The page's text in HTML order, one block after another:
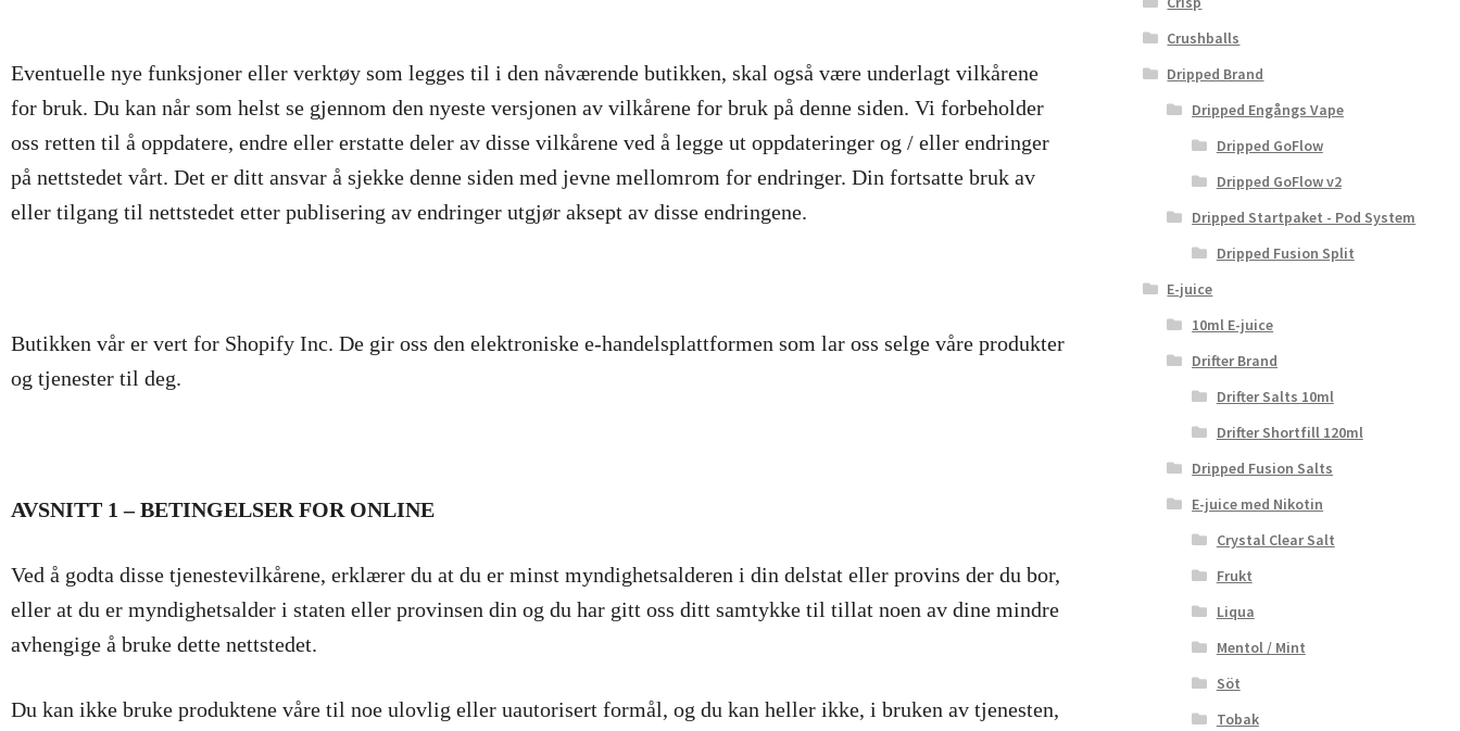
Eventuelle nye funksjoner eller verktøy som legges til i den nåværende butikken, skal også være underlagt vilkårene
for bruk. Du kan når som helst se gjennom den nyeste versjonen av vilkårene for bruk på denne siden. Vi forbeholder
oss retten til å oppdatere, endre eller erstatte deler av disse vilkårene ved å legge ut oppdateringer og / eller endringer
på nettstedet vårt. Det er ditt ansvar å sjekke denne siden med jevne mellomrom for endringer. Din fortsatte bruk av
eller tilgang til nettstedet etter publisering av endringer utgjør aksept av disse endringene.
Butikken vår er vert for Shopify Inc. De gir oss den elektroniske e-handelsplattformen som lar oss selge våre produkter
og tjenester til deg.
AVSNITT 1 – BETINGELSER FOR ONLINE
Ved å godta disse tjenestevilkårene, erklærer du at du er minst myndighetsalderen i din delstat eller provins der du bor,
eller at du er myndighetsalder i staten eller provinsen din og du har gitt oss ditt samtykke til tillat noen av dine mindre
avhengige å bruke dette nettstedet.
Du kan ikke bruke produktene våre til noe ulovlig eller uautorisert formål, og du kan heller ikke, i bruken av tjenesten,
Crushballs
Dripped Brand
Dripped Engångs Vape
Dripped GoFlow
Dripped GoFlow v2
Dripped Startpaket - Pod System
Dripped Fusion Split
E-juice
10ml E-juice
Drifter Brand
Drifter Salts 10ml
Drifter Shortfill 120ml
Dripped Fusion Salts
E-juice med Nikotin
Crystal Clear Salt
Frukt
Liqua
Mentol / Mint
Söt
Tobak